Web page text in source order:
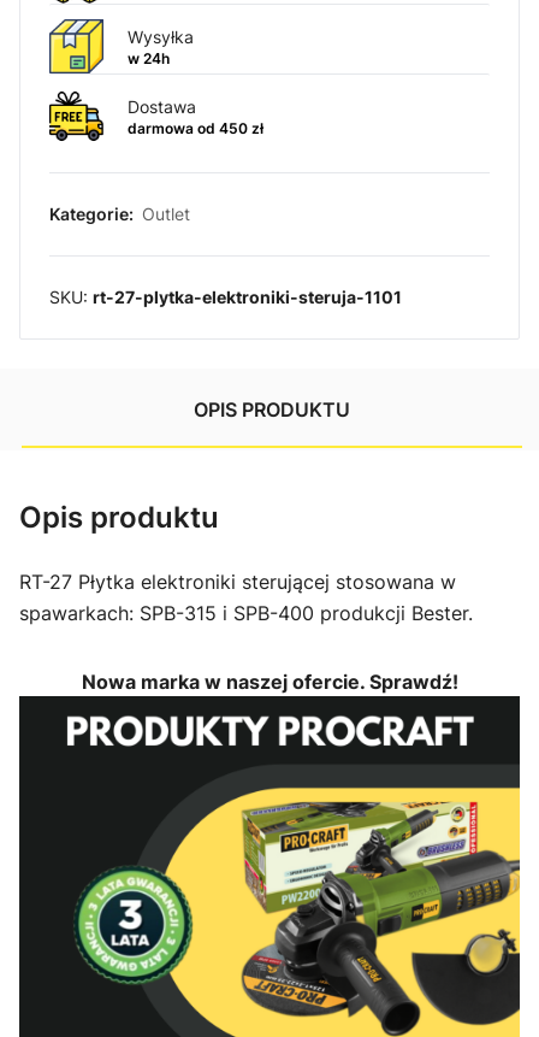
Wysyłka
w 24h
Dostawa
darmowa od 450 zł
Kategorie: Outlet
SKU: rt-27-plytka-elektroniki-steruja-1101
OPIS PRODUKTU
Opis produktu
RT-27 Płytka elektroniki sterującej stosowana w
spawarkach: SPB-315 i SPB-400 produkcji Bester.
Nowa marka w naszej ofercie. Sprawdź!